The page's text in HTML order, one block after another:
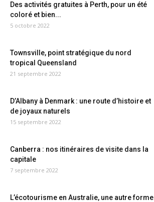
Des activités gratuites à Perth, pour un été
coloré et bien...
5 octobre 2022
Townsville, point stratégique du nord
tropical Queensland
21 septembre 2022
D’Albany à Denmark : une route d’histoire et
de joyaux naturels
15 septembre 2022
Canberra : nos itinéraires de visite dans la
capitale
7 septembre 2022
L’écotourisme en Australie, une autre forme